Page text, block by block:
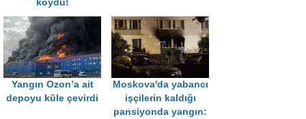
koydu!
Yangın Ozon’a ait
depoyu küle çevirdi
Moskova'da yabancı
işçilerin kaldığı
pansiyonda yangın: